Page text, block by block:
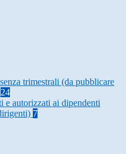
trimestrali (da pubblicare
24
e autorizzati ai dipendenti
7